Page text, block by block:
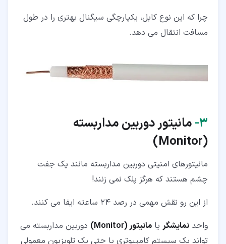
چرا که این نوع کابل، یکپارچگی سیگنال بهتری را در طول
مسافت انتقال می دهد.
۳‏- مانیتور دوربین مداربسته
(
Monitor
)
مانیتورهای امنیتی دوربین مداربسته مانند یک جفت
چشم هستند که هرگز پلک نمی زنند!
از این رو نقش مهمی در رصد 24 ساعته ایفا می کنند.
واحد نمایشگر یا مانیتور (Monitor)
دوربین مداربسته می
تواند یک سیستم کامپیوتری یا حتی یک تلویزیون معمولی